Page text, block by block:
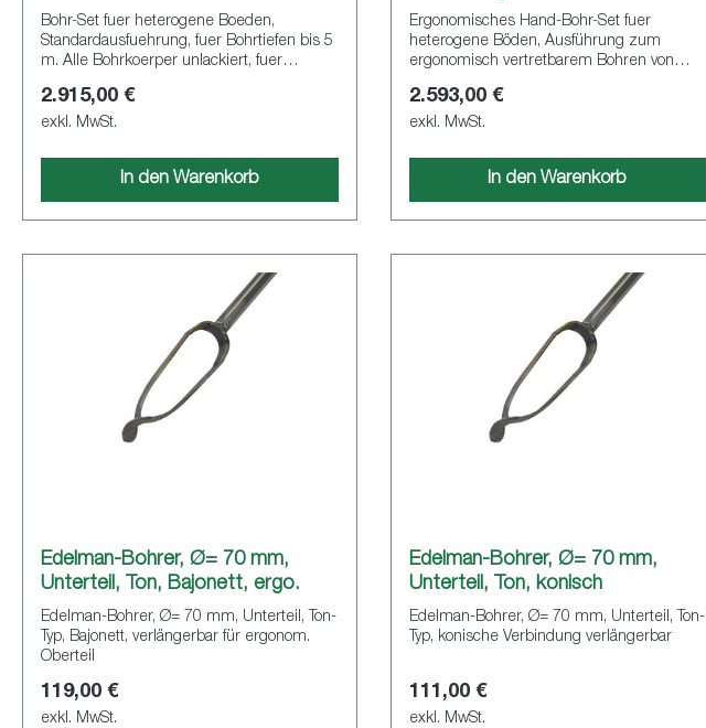
Bohr-Set fuer heterogene Boeden,
Standardausfuehrung, fuer Bohrtiefen bis 5
m. Alle Bohrkoerper unlackiert, fuer
konischem Schraubgewinde-Verbindung
2.915,00 €
exkl. MwSt.
In den Warenkorb
Ergonomisches Hand-Bohr-Set fuer
heterogene Böden, Ausführung zum
ergonomisch vertretbarem Bohren von
Bohrkörper unlackiert für
Umweltuntersuchungen
2.593,00 €
exkl. MwSt.
In den Warenkorb
Edelman-Bohrer, Ø= 70 mm,
Unterteil, Ton, Bajonett, ergo.
Edelman-Bohrer, Ø= 70 mm, Unterteil, Ton-
Typ, Bajonett, verlängerbar für ergonom.
Oberteil
119,00 €
exkl. MwSt.
Edelman-Bohrer, Ø= 70 mm,
Unterteil, Ton, konisch
Edelman-Bohrer, Ø= 70 mm, Unterteil, Ton-
Typ, konische Verbindung verlängerbar
111,00 €
exkl. MwSt.